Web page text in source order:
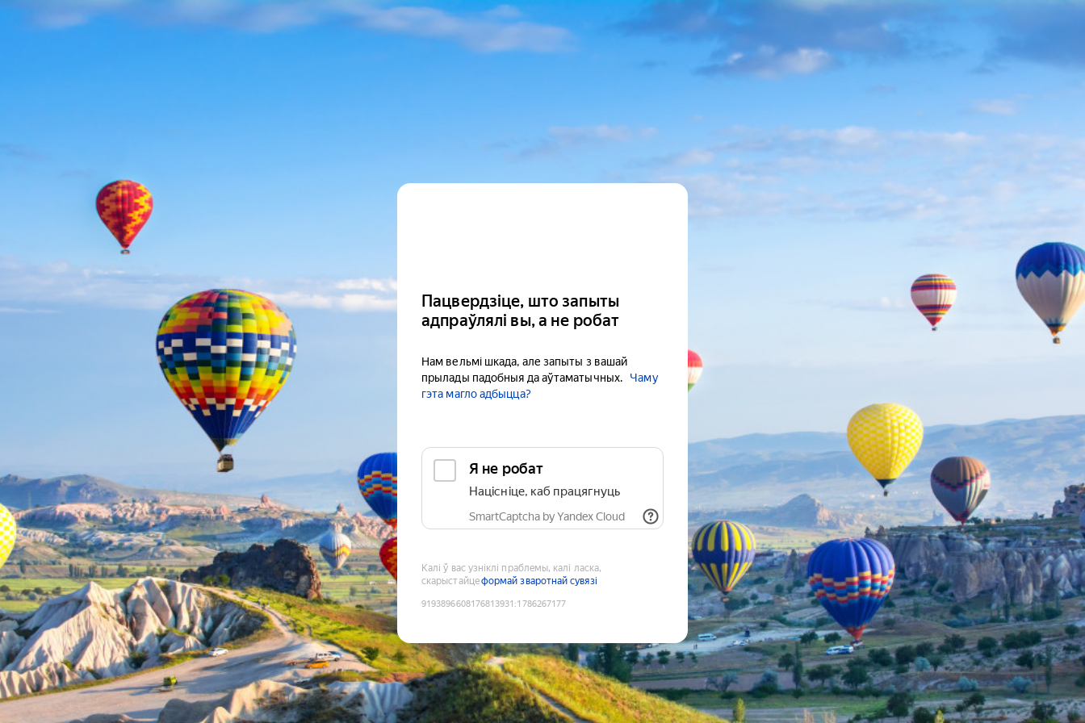
Пацвердзіце, што запыты
адпраўлялі вы, а не робат
Нам вельмі шкада, але запыты з вашай
прылады падобныя да аўтаматычных.
Чаму
гэта магло адбыцца?
Я не робат
Націсніце, каб працягнуць
SmartCaptcha by Yandex Cloud
Калі ў вас узніклі праблемы, калі ласка,
скарыстайцеформай зваротнай сувязі
9193896608176813931 :1786267177